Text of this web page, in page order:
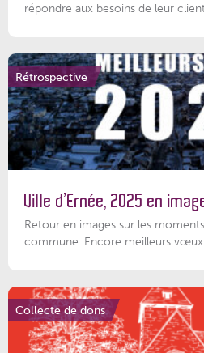
répondre aux besoins de leur
Rétrospective
Ville d’Ernée, 2025 en
Retour en images sur les
commune. Encore meilleurs
Collecte de dons